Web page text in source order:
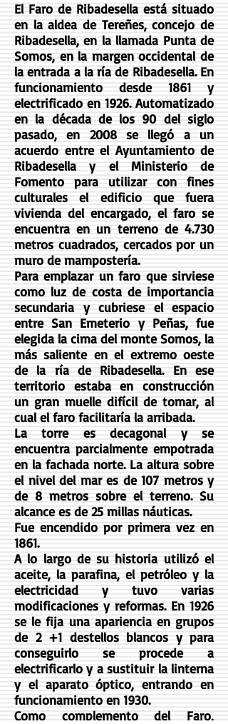
El Faro de Ribadesella está situado
en la aldea de Tereñes, concejo de
Ribadesella, en la llamada Punta de
Somos, en la margen occidental de
la entrada a la ría de Ribadesella. En
funcionamiento desde 1861 y
electrificado en 1926. Automatizado
en la década de los 90 del siglo
pasado, en 2008 se llegó a un
acuerdo entre el Ayuntamiento de
Ribadesella y el Ministerio de
Fomento para utilizar con fines
culturales el edificio que fuera
vivienda del encargado, el faro se
encuentra en un terreno de 4.730
metros cuadrados, cercados por un
muro de mampostería.
Para emplazar un faro que sirviese
como luz de costa de importancia
secundaria y cubriese el espacio
entre San Emeterio y Peñas, fue
elegida la cima del monte Somos, la
más saliente en el extremo oeste
de la ría de Ribadesella. En ese
territorio estaba en construcción
un gran muelle difícil de tomar, al
cual el faro facilitaría la arribada.
La torre es decagonal y se
encuentra parcialmente empotrada
en la fachada norte. La altura sobre
el nivel del mar es de 107 metros y
de 8 metros sobre el terreno. Su
alcance es de 25 millas náuticas.
Fue encendido por primera vez en
1861.
A lo largo de su historia utilizó el
aceite, la parafina, el petróleo y la
electricidad y tuvo varias
modificaciones y reformas. En 1926
se le fija una apariencia en grupos
de 2 +1 destellos blancos y para
conseguirlo se procede a
electrificarlo y a sustituir la linterna
y el aparato óptico, entrando en
funcionamiento en 1930.
Como complemento del Faro,